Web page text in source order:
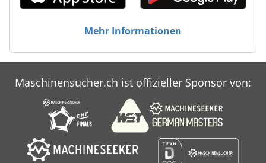
Mehr Informationen
Maschinensucher.ch ist offizieller Sponsor von: